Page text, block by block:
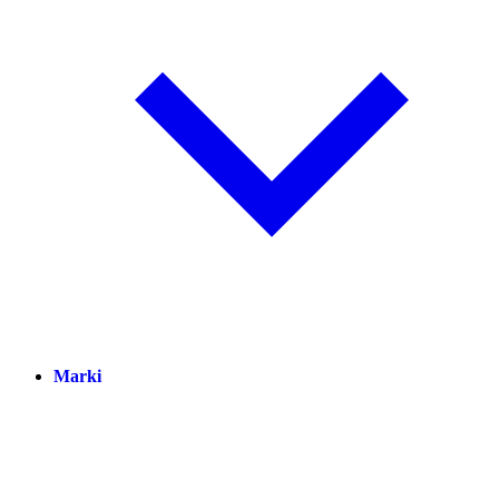
Marki